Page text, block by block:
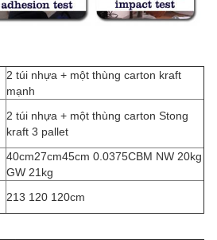
2 túi nhựa + một thùng carton kraft
mạnh
2 túi nhựa + một thùng carton Stong
kraft 3 pallet
40cm27cm45cm 0.0375CBM NW 20kg
GW 21kg
213 120 120cm